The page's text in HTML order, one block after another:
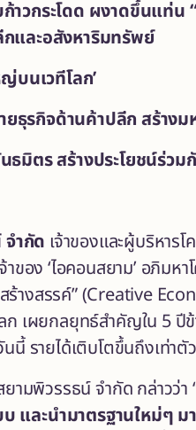
วกระโดด ผงาดขึ้นแท่น
และอสังหาริมทรัพย์
บนเวทีโลก’
รกิจด้านค้าปลีก สร้าง
ตร สร้างประโยชน์ร่วม
ำกัด เจ้าของและผู้บริหาร
ของ ‘ไอคอนสยาม’ อภิม
างสรรค์” (Creative
ก เผยกลยุทธ์สำคัญใน 5 ปี
รายได้เติบโตขึ้นถึงเท่าตัว
ามพิวรรธน์ จำกัด กล่าวว่า
บและนำมาตรฐานใหม่ๆ